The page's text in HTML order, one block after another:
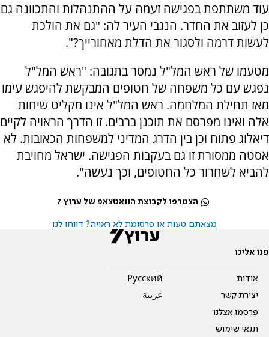
עוד משתתפת בפגישה זעמה על ההתנהלות והתכוונה גם
כן לעזוב את החדר. הנגבי העיר לה: "גם את הולכת
לעשות דרמה ולסגור את הדלת מאחורייך?".
מטעמו של ראש המל"ל נמסר בתגובה: "ראש המל"ל
נפגש עם כל משפחה של חטופים המבקשת להיפגש עימו
מאז תחילת המלחמה. ראש המל"ל אינו מקליט שיחות
אלה ואינו מפרסם את תוכנן ברבים. זו הדרך הראויה לקיים
דיאלוג פתוח וכן בין הדרג המדיני למשפחות הכאובות. לא
אסטה ממסורת זו גם בעקבות הפגישה. ישראל מחויבת
להביא לשחרור כל החטופים, וכך נעשה".
הצטרפו לקבוצת הוואטצאפ של ערוץ 7
מצאתם טעות או פרסומת לא ראויה? דווחו לנו
פנו אלינו
אודות
יצירת קשר
פרסמו אצלנו
תנאי שימוש
Pусский
عربية